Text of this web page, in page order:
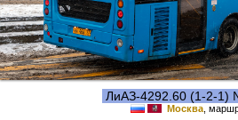
ЛиАЗ-4292.60 (1-2-1)
Москва,